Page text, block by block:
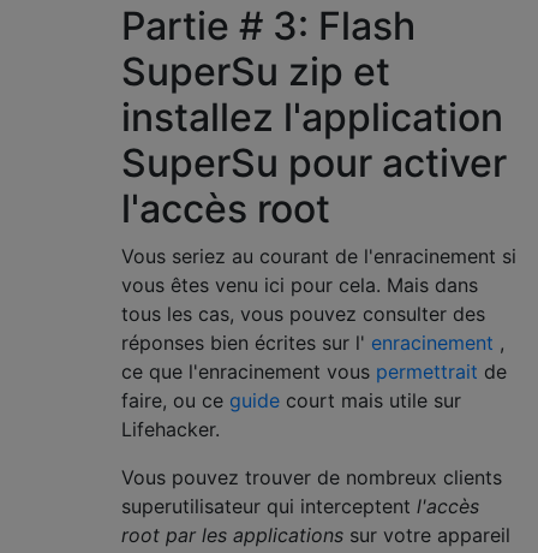
Partie # 3: Flash
SuperSu zip et
installez l'application
SuperSu pour activer
l'accès root
Vous seriez au courant de l'enracinement si
vous êtes venu ici pour cela. Mais dans
tous les cas, vous pouvez consulter des
réponses bien écrites sur l' enracinement ,
ce que l'enracinement vous permettrait de
faire, ou ce guide court mais utile sur
Lifehacker.
Vous pouvez trouver de nombreux clients
superutilisateur qui interceptent l'accès
root par les applications sur votre appareil